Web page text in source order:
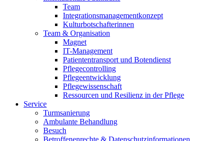
Team
Integrationsmanagementkonzept
Kulturbotschafterinnen
Team & Organisation
Magnet
IT-Management
Patiententransport und Botendienst
Pflegecontrolling
Pflegeentwicklung
Pflegewissenschaft
Ressourcen und Resilienz in der Pflege
Service
Turmsanierung
Ambulante Behandlung
Besuch